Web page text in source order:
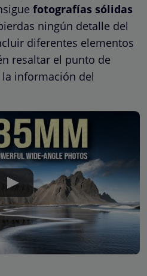
fotografías sólidas
ningún detalle del
diferentes elementos
resaltar el punto de
información del